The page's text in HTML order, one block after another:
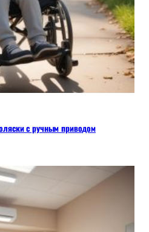
с ручным приводом